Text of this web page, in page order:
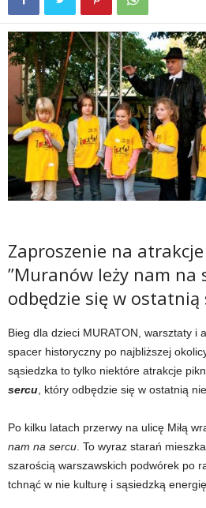
Zaproszenie na
”Muranów leży nam na
odbędzie się w
Bieg dla dzieci MURATON, warsztaty i
spacer historyczny po najbliższej
sąsiedzka to tylko niektóre atrakcje
sercu , który odbędzie się w ostatnią
Po kilku latach przerwy na ulicę Miłą
nam na sercu . To wyraz starań
szarością warszawskich podwórek po
tchnąć w nie kulturę i sąsiedzką energię.